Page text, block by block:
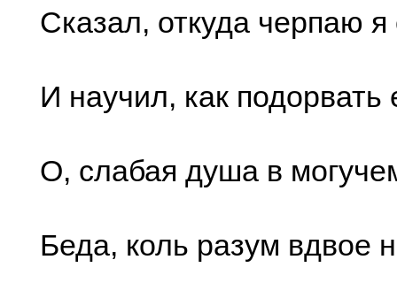
Сказал, откуда черпаю я
И научил, как подорвать
О, слабая душа в
Беда, коль разум вдвое